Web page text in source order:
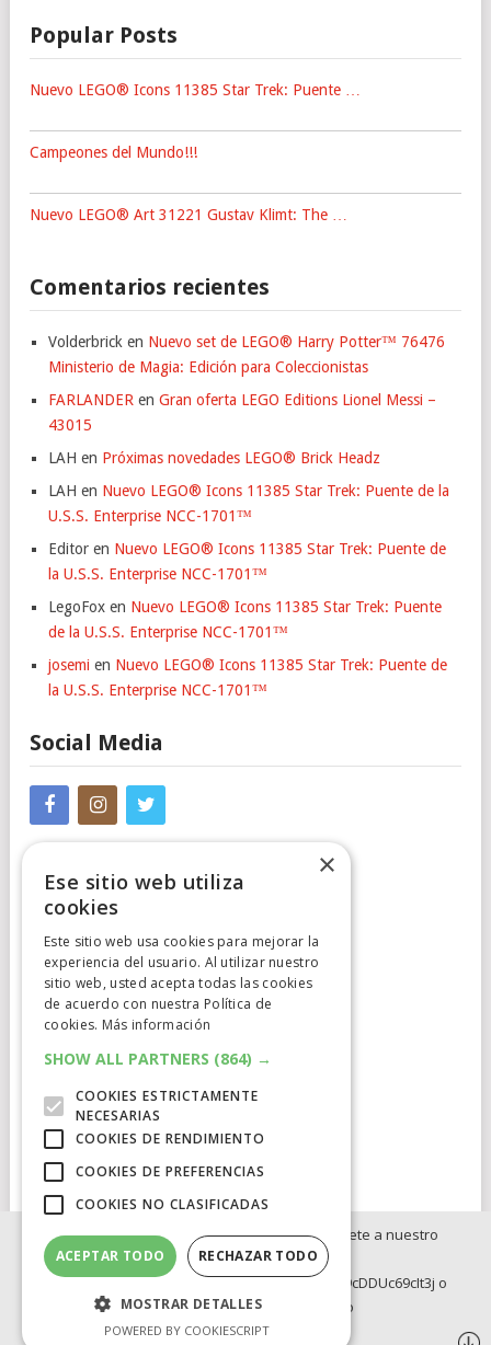
Popular Posts
Nuevo LEGO® Icons 11385 Star Trek: Puente …
Campeones del Mundo!!!
Nuevo LEGO® Art 31221 Gustav Klimt: The …
Comentarios recientes
Volderbrick en Nuevo set de LEGO® Harry Potter™ 76476
Ministerio de Magia: Edición para Coleccionistas
FARLANDER en Gran oferta LEGO Editions Lionel Messi –
43015
LAH en Próximas novedades LEGO® Brick Headz
LAH en Nuevo LEGO® Icons 11385 Star Trek: Puente de la
U.S.S. Enterprise NCC-1701™
Editor en Nuevo LEGO® Icons 11385 Star Trek: Puente de
la U.S.S. Enterprise NCC-1701™
LegoFox en Nuevo LEGO® Icons 11385 Star Trek: Puente
de la U.S.S. Enterprise NCC-1701™
josemi en Nuevo LEGO® Icons 11385 Star Trek: Puente de
la U.S.S. Enterprise NCC-1701™
Social Media
Cumplimiento Normativo
Aviso Legal
Política de Privacidad
Política de Cookies
Clausula de afiliación
ELCATALEJOCOPYRIGHT © 2026.POWERED BYIDIGAUD
BLOG INVERSION
OFERTAS INTERNACIONLES
OFERTAS LEGO
Si no quieres perderte ninguna novedad, únete a nuestro
WhatsApp:
https://whatsapp.com/channel/0029Va8BRdy9cDDUc69cIt3j o
Telegram: https://t.me/elcatalejo
×
Ese sitio web utiliza
cookies
Este sitio web usa cookies para mejorar la
experiencia del usuario. Al utilizar nuestro
sitio web, usted acepta todas las cookies
de acuerdo con nuestra Política de
cookies. Más información
SHOW ALL PARTNERS (864) →
COOKIES ESTRICTAMENTE
NECESARIAS
COOKIES DE RENDIMIENTO
COOKIES DE PREFERENCIAS
COOKIES NO CLASIFICADAS
ACEPTAR TODO RECHAZAR TODO
MOSTRAR DETALLES
POWERED BY COOKIESCRIPT